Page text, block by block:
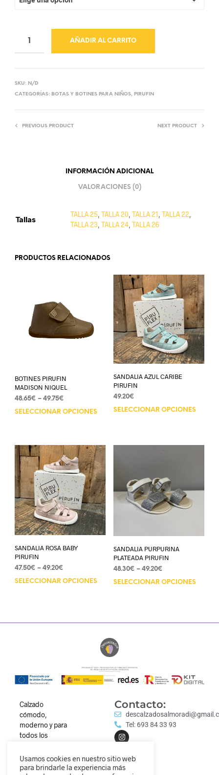
AÑADIR AL CARRITO
SKU: N/D
CATEGORÍAS: BOTAS Y BOTINES PARA NIÑOS, PIRUFIN
PREVIOUS PRODUCT NEXT PRODUCT
INFORMACIÓN ADICIONAL
VALORACIONES (0)
Tallas
TALLA 25 TALLA 20 TALLA 21 TALLA 22
TALLA 23 TALLA 24 TALLA 26
PRODUCTOS RELACIONADOS
BOTINES PIRUFIN
MADISON NIQUEL
48.65€ – 49.75€
SELECCIONAR OPCIONES
SANDALIA AZUL CARIBE
PIRUFIN
49.20€
SELECCIONAR OPCIONES
SANDALIA ROSA BABY
PIRUFIN
47.50€ – 49.20€
SELECCIONAR OPCIONES
SANDALIA PURPURINA
PLATEADA PIRUFIN
48.30€ – 49.20€
SELECCIONAR OPCIONES
Calzado
cómodo,
moderno y para
todos los
Descubre
nuestra
Contacto:
Tel: 693 84 33 93
Usamos cookies en nuestro sitio web
para brindarle la experiencia más